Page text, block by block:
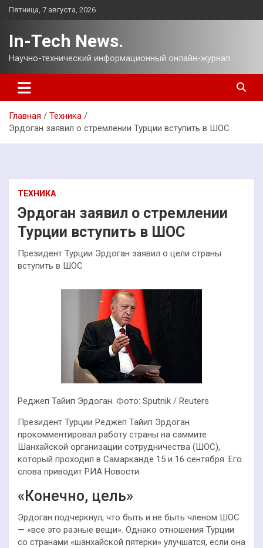
Перейти
Пятница, 7 августа, 2026
In-Tech News.
Научно-технический информационный онлайн-журнал.
Главная
Техника
Эрдоган заявил о стремлении Турции вступить в ШОС
ТЕХНИКА
Эрдоган заявил о стремлении
Турции вступить в ШОС
Президент Турции Эрдоган заявил о цели страны
вступить в ШОС
Реджеп Тайип Эрдоган. Фото: Sputnik / Reuters
Президент Турции Реджеп Тайип Эрдоган
прокомментировал работу страны на саммите
Шанхайской организации сотрудничества (ШОС),
который проходил в Самарканде 15 и 16 сентября. Его
слова приводит РИА Новости.
«Конечно, цель»
Эрдоган подчеркнул, что быть и не быть членом ШОС
— «все это разные вещи». Однако отношения Турции
со странами «шанхайской пятерки» улучшатся, если она